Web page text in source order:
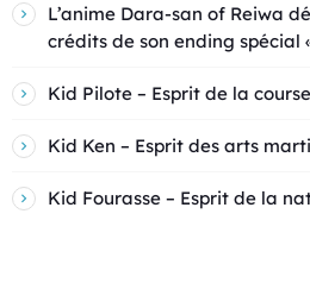
L’anime Dara-san of Reiwa
crédits de son ending spécial
Kid Pilote – Esprit de la course
Kid Ken – Esprit des arts
Kid Fourasse – Esprit de la